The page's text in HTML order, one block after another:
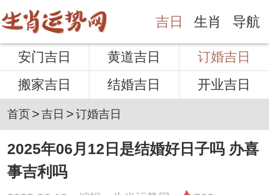
吉日 生肖 导航
安门吉日 黄道吉日
订婚吉日
搬家吉日
结婚吉日 开业吉日
首页>吉日 >订婚吉日
2025年06月12日是结婚好日子吗 办喜
事吉利吗